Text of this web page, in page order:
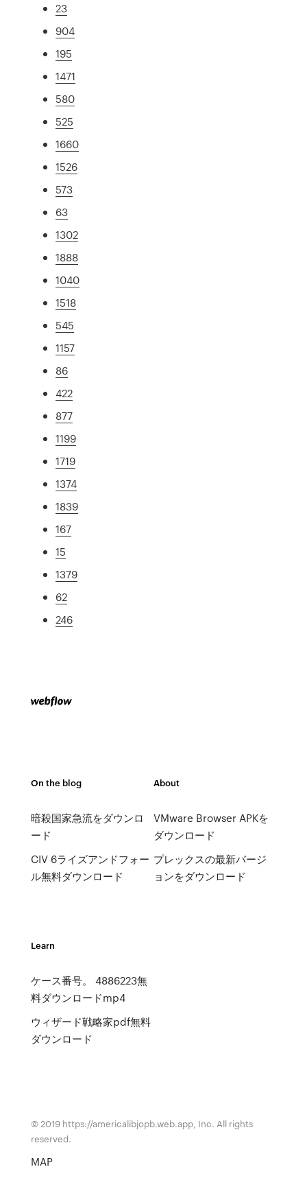
23
904
195
1471
580
525
1660
1526
573
63
1302
1888
1040
1518
545
1157
86
422
877
1199
1719
1374
1839
167
15
1379
62
246
On the blog
暗殺国家急流をダウンロ
ード
CIV 6ライズアンドフォー
ル無料ダウンロード
About
VMware Browser APKを
ダウンロード
プレックスの最新バージ
ョンをダウンロード
Learn
ケース番号。 4886223無
料ダウンロードmp4
ウィザード戦略家pdf無料
ダウンロード
© 2019 https://americalibjopb.web.app, Inc. All rights
reserved.
MAP